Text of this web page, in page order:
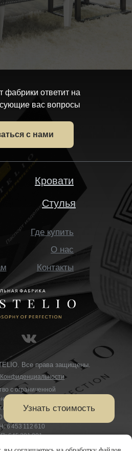
Все права защищены.
фабрики ответит на
вас вопросы
с нами
с ограниченной
«ИСТЕЛИО»
область, Саратов,
лет Октября, д. 101 В
6 453 112 610
645 301 001
Кровати
Стулья
О нас
Где купить
Контакты